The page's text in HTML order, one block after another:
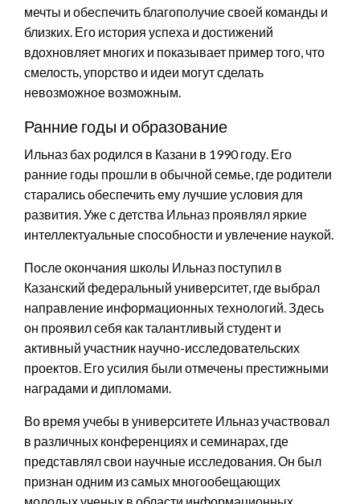
мечты и обеспечить благополучие своей команды и
близких. Его история успеха и достижений
вдохновляет многих и показывает пример того, что
смелость, упорство и идеи могут сделать
невозможное возможным.
Ранние годы и образование
Ильназ бах родился в Казани в 1990 году. Его
ранние годы прошли в обычной семье, где родители
старались обеспечить ему лучшие условия для
развития. Уже с детства Ильназ проявлял яркие
интеллектуальные способности и увлечение наукой.
После окончания школы Ильназ поступил в
Казанский федеральный университет, где выбрал
направление информационных технологий. Здесь
он проявил себя как талантливый студент и
активный участник научно-исследовательских
проектов. Его усилия были отмечены престижными
наградами и дипломами.
Во время учебы в университете Ильназ участвовал
в различных конференциях и семинарах, где
представлял свои научные исследования. Он был
признан одним из самых многообещающих